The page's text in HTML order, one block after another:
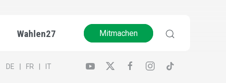
Wahlen27 Mitmachen
DE FR IT